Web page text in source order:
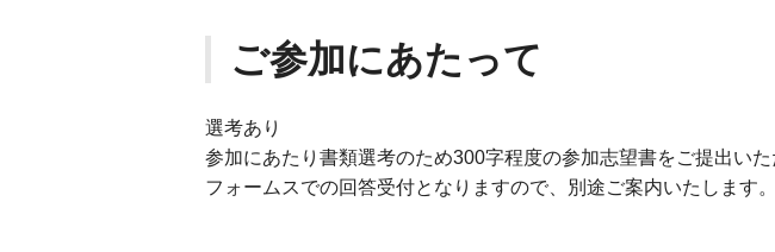
ご参加にあたって
選考あり
参加にあたり書類選考のため300字程度の参加志望書をご提出いた
フォームスでの回答受付となりますので、別途ご案内いたします。